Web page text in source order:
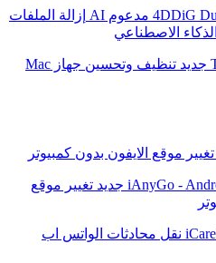
4DDiG مدعوم AI
إزالة الملفات
الاصطناعي
جديد
تنظيف وتحسين جهاز Mac
تغيير موقع الايفون بدون كمبيوتر
iAnyGo - جديد تغيير موقع
نقل محادثات الواتس اب